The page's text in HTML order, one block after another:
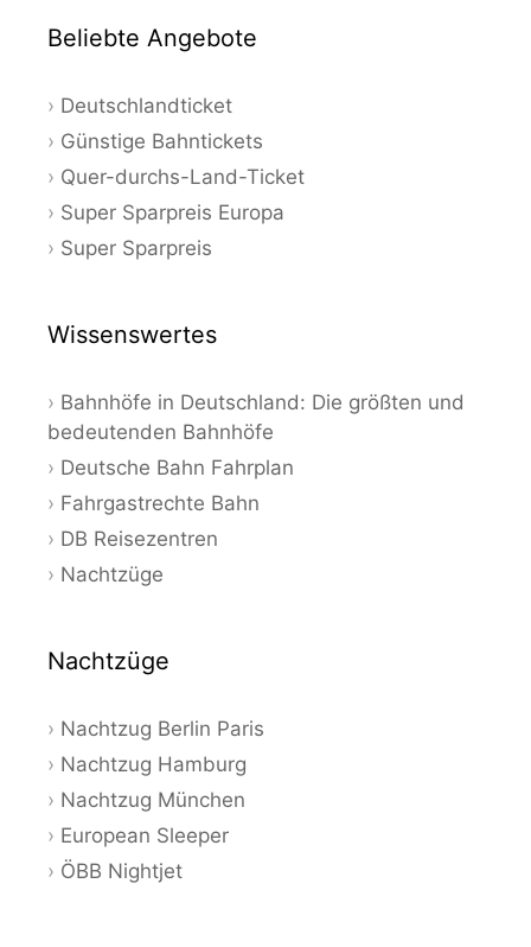
Beliebte Angebote
Deutschlandticket
Günstige Bahntickets
Quer-durchs-Land-Ticket
Super Sparpreis Europa
Super Sparpreis
Wissenswertes
Bahnhöfe in Deutschland: Die größten und
bedeutenden Bahnhöfe
Deutsche Bahn Fahrplan
Fahrgastrechte Bahn
DB Reisezentren
Nachtzüge
Nachtzüge
Nachtzug Berlin Paris
Nachtzug Hamburg
Nachtzug München
European Sleeper
ÖBB Nightjet